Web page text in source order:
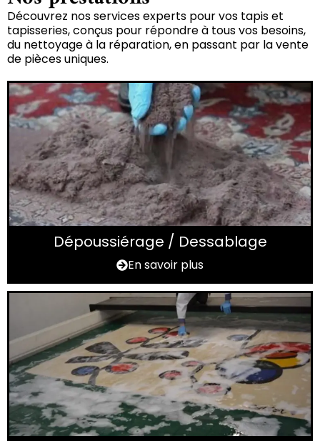
Découvrez nos services experts pour vos tapis et
tapisseries, conçus pour répondre à tous vos besoins,
du nettoyage à la réparation, en passant par la vente
de pièces uniques.
Dépoussiérage / Dessablage
En savoir plus